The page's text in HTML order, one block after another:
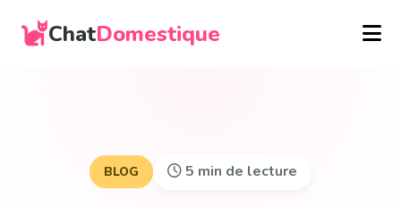
ChatDomestique
BLOG 5 min de lecture